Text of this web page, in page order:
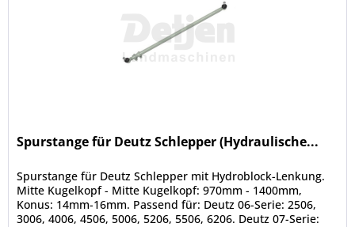
Spurstange für Deutz Schlepper (Hydraulische...
Spurstange für Deutz Schlepper mit Hydroblock-Lenkung.
Mitte Kugelkopf - Mitte Kugelkopf: 970mm - 1400mm,
Konus: 14mm-16mm. Passend für: Deutz 06-Serie: 2506,
3006, 4006, 4506, 5006, 5206, 5506, 6206. Deutz 07-Serie: